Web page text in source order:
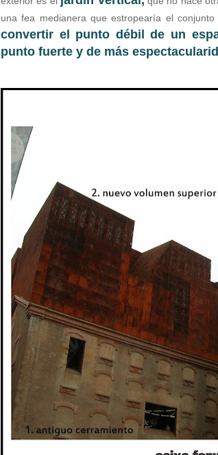
una fea medianera que estropearía el conjunto
convertir el punto débil de un
punto fuerte y de más